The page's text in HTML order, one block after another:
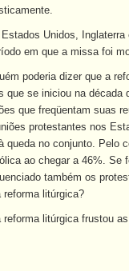
Unidos,
em que a missa foi
poderia dizer que a
que se iniciou na
que freqüentam suas
protestantes nos
queda no conjunto.
ao chegar a 46%.
também os
litúrgica?
reforma litúrgica frustou